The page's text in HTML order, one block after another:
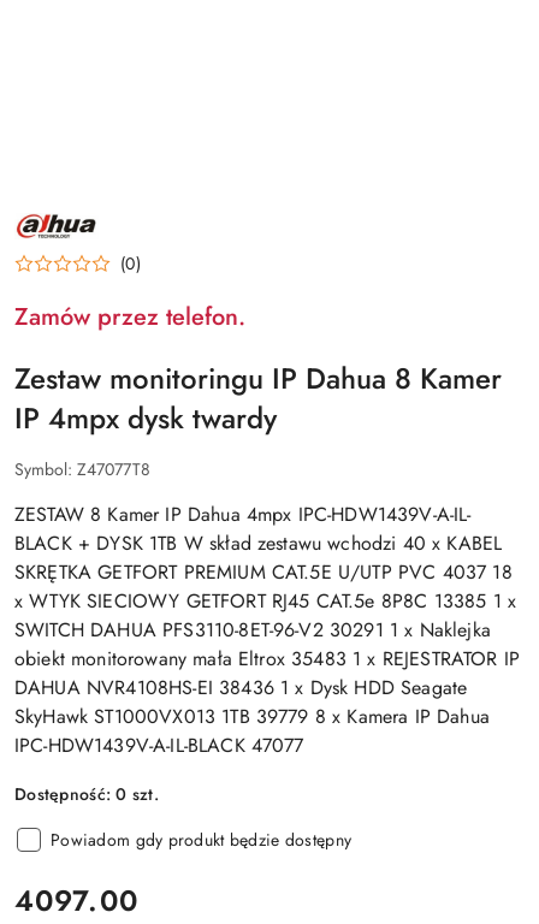
NAZWA
PRODUCENTA:
DAHUA
(0)
Zamów przez telefon.
Zestaw monitoringu IP Dahua 8 Kamer
IP 4mpx dysk twardy
Symbol: Z47077T8
ZESTAW 8 Kamer IP Dahua 4mpx IPC-HDW1439V-A-IL-
BLACK + DYSK 1TB W skład zestawu wchodzi 40 x KABEL
SKRĘTKA GETFORT PREMIUM CAT.5E U/UTP PVC 4037 18
x WTYK SIECIOWY GETFORT RJ45 CAT.5e 8P8C 13385 1 x
SWITCH DAHUA PFS3110-8ET-96-V2 30291 1 x Naklejka
obiekt monitorowany mała Eltrox 35483 1 x REJESTRATOR IP
DAHUA NVR4108HS-EI 38436 1 x Dysk HDD Seagate
SkyHawk ST1000VX013 1TB 39779 8 x Kamera IP Dahua
IPC-HDW1439V-A-IL-BLACK 47077
Dostępność:0 szt.
Powiadom gdy produkt będzie dostępny
cena:
4097.00